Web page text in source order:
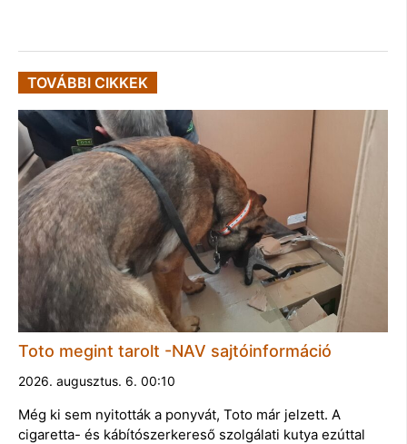
TOVÁBBI CIKKEK
Toto megint tarolt -NAV sajtóinformáció
2026. augusztus. 6. 00:10
Még ki sem nyitották a ponyvát, Toto már jelzett. A
cigaretta- és kábítószerkereső szolgálati kutya ezúttal